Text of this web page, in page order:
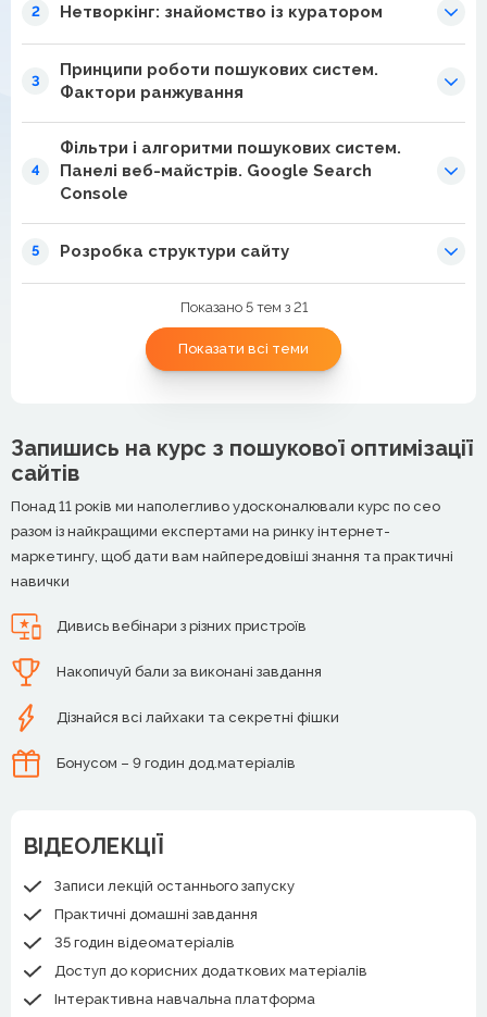
2 Нетворкінг: знайомство із куратором
3
Принципи роботи пошукових систем.
Фактори ранжування
4
Фільтри і алгоритми пошукових систем.
Панелі веб-майстрів. Google Search
Console
5 Розробка структури сайту
Показано 5 тем з 21
Показати всі теми
Запишись на курс з пошукової оптимізації
сайтів
Понад 11 років ми наполегливо удосконалювали курс по сео
разом із найкращими експертами на ринку інтернет-
маркетингу, щоб дати вам найпередовіші знання та практичні
навички
Дивись вебінари з різних пристроїв
Накопичуй бали за виконані завдання
Дізнайся всі лайхаки та секретні фішки
Бонусом – 9 годин дод.матеріалів
ВІДЕОЛЕКЦІЇ
Записи лекцій останнього запуску
Практичні домашні завдання
35 годин відеоматеріалів
Доступ до корисних додаткових матеріалів
Інтерактивна навчальна платформа